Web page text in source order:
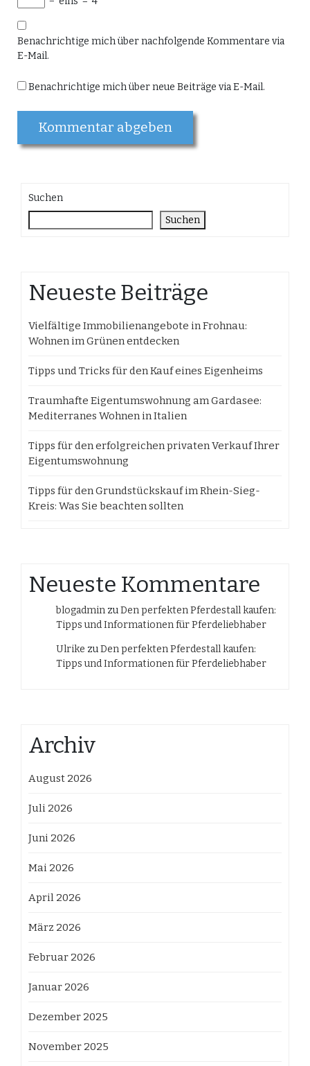
Benachrichtige mich über nachfolgende Kommentare via
E-Mail.
Benachrichtige mich über neue Beiträge via E-Mail.
Suchen
Suchen
Neueste Beiträge
Vielfältige Immobilienangebote in Frohnau:
Wohnen im Grünen entdecken
Tipps und Tricks für den Kauf eines Eigenheims
Traumhafte Eigentumswohnung am Gardasee:
Mediterranes Wohnen in Italien
Tipps für den erfolgreichen privaten Verkauf Ihrer
Eigentumswohnung
Tipps für den Grundstückskauf im Rhein-Sieg-
Kreis: Was Sie beachten sollten
Neueste Kommentare
blogadmin zuDen perfekten Pferdestall kaufen:
Tipps und Informationen für Pferdeliebhaber
Ulrike zuDen perfekten Pferdestall kaufen:
Tipps und Informationen für Pferdeliebhaber
Archiv
August 2026
Juli 2026
Juni 2026
Mai 2026
April 2026
März 2026
Februar 2026
Januar 2026
Dezember 2025
November 2025